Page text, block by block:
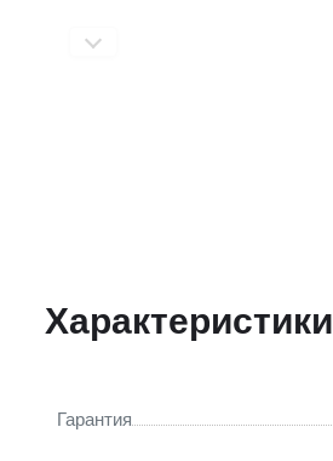
Характеристики
Гарантия